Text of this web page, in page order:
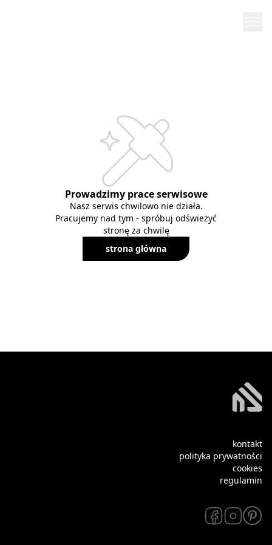
Prowadzimy prace serwisowe
Nasz serwis chwilowo nie działa.
Pracujemy nad tym - spróbuj odświeżyć
stronę za chwilę
strona główna
kontakt
polityka prywatności
cookies
regulamin